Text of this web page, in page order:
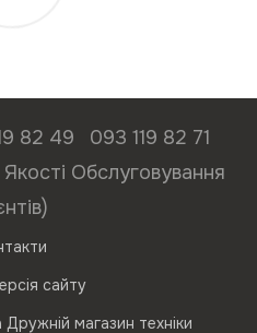
82 49
093 119 82 71
Обслуговування
сайту
магазин техніки